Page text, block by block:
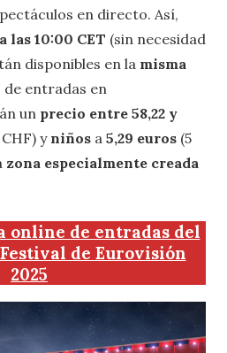
en directo. Así,
las 10:00 CET (sin necesidad
disponibles en la misma
entradas en
un precio entre 58,22 y
CHF) y niños a 5,29 euros (5
zona especialmente creada
online de entradas del
de Eurovisión
2025